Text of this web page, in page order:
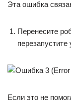
Эта ошибка
Перенесите
перезапустите
Если это не